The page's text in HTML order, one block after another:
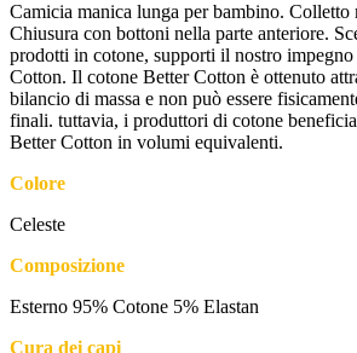
Camicia manica lunga per bambino. Colletto
Chiusura con bottoni nella parte anteriore.
prodotti in cotone, supporti il nostro
Cotton. Il cotone Better Cotton è ottenuto
bilancio di massa e non può essere
finali. tuttavia, i produttori di cotone
Better Cotton in volumi equivalenti.
Colore
Celeste
Composizione
Esterno 95% Cotone 5% Elastan
Cura dei capi